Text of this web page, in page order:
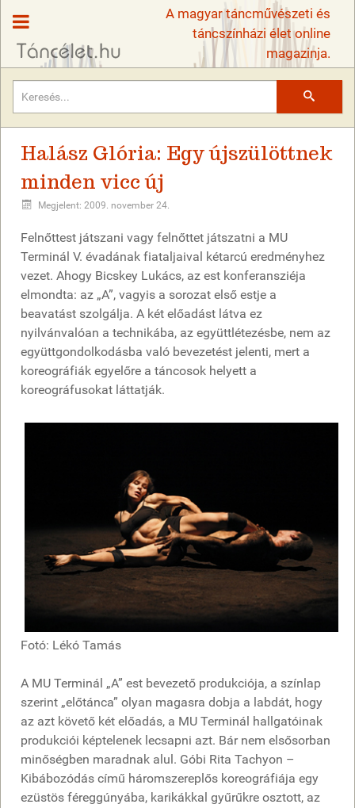
A magyar táncművészeti és
táncszínházi élet online
magazinja.
Halász Glória: Egy újszülöttnek
minden vicc új
Megjelent: 2009. november 24.
Felnőttest játszani vagy felnőttet játszatni a MU
Terminál V. évadának fiataljaival kétarcú eredményhez
vezet. Ahogy Bicskey Lukács, az est konferansziéja
elmondta: az „A”, vagyis a sorozat első estje a
beavatást szolgálja. A két előadást látva ez
nyilvánvalóan a technikába, az együttlétezésbe, nem az
együttgondolkodásba való bevezetést jelenti, mert a
koreográfiák egyelőre a táncosok helyett a
koreográfusokat láttatják.
Fotó: Lékó Tamás
A MU Terminál „A” est bevezető produkciója, a színlap
szerint „előtánca” olyan magasra dobja a labdát, hogy
az azt követő két előadás, a MU Terminál hallgatóinak
produkciói képtelenek lecsapni azt. Bár nem elsősorban
minőségben maradnak alul. Góbi Rita Tachyon –
Kibábozódás című háromszereplős koreográfiája egy
ezüstös féreggúnyába, karikákkal gyűrűkre osztott, az